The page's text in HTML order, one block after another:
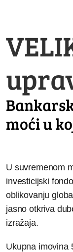
moći u
U suvremenom
investicijski
oblikovanju
jasno otkriva
izražaja.
Ukupna imovina